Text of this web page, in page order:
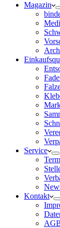
Magazin
Service
Kontakt